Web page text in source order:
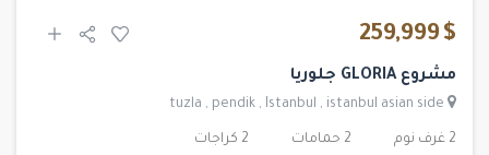
$ 259,999
مشروع GLORIA جلوريا
tuzla , pendik , Istanbul , istanbul asian side
2 غرف نوم 2 حمامات 2 كراجات